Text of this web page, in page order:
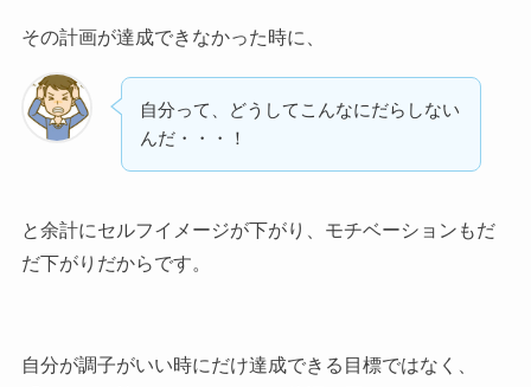
その計画が達成できなかった時に、
自分って、どうしてこんなにだらしない
んだ・・・！
と余計にセルフイメージが下がり、モチベーションもだ
だ下がりだからです。
自分が調子がいい時にだけ達成できる目標ではなく、